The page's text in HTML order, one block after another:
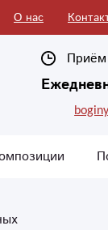
О нас
Приём